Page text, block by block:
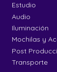
Estudio
Audio
Iluminación
Mochilas y
Post
Transporte